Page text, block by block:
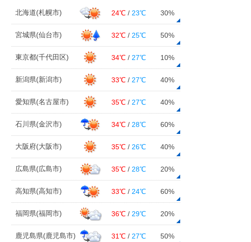
北海道(札幌市) 24℃ / 23℃ 30%
宮城県(仙台市) 32℃ / 25℃ 50%
東京都(千代田区) 34℃ / 27℃ 10%
新潟県(新潟市) 33℃ / 27℃ 40%
愛知県(名古屋市) 35℃ / 27℃ 40%
石川県(金沢市) 34℃ / 28℃ 60%
大阪府(大阪市) 35℃ / 26℃ 40%
広島県(広島市) 35℃ / 28℃ 20%
高知県(高知市) 33℃ / 24℃ 60%
福岡県(福岡市) 36℃ / 29℃ 20%
鹿児島県(鹿児島市) 31℃ / 27℃ 50%